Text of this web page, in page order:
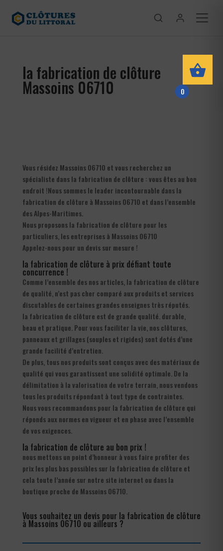
la fabrication de clôture
Massoins 06710
Vous résidez Massoins 06710 et vous recherchez un
spécialiste dans la fabrication de clôture : vous êtes au bon
endroit !Nous sommes le leader incontournable dans la
fabrication de clôture à Massoins 06710 et dans l’ensemble
des Alpes-Maritimes.
Nous proposons la fabrication de clôture pour les
particuliers, les entreprises à Massoins 06710
Appelez-nous pour un devis sur mesure !
la fabrication de clôture à prix défiant toute
concurrence !
Comme l’ensemble des nos articles, la fabrication de clôture
de qualité, n’est pas cher comparé aux produits et services
discutables de certaines grandes enseignes très réputés.
la fabrication de clôture est de grande qualité. durable,
beau et pratique. Pour vous faciliter la vie, nos clôtures,
panneaux et grillages (souples et rigides) sont dotés d’une
grande facilité d’entretien.
De plus, tous nos produits sont conçus avec des matériaux de
qualité qui vous garantissent une solidité optimale. De la
délimitation à la valorisation de votre terrain, nous vendons
tous les produits répondant à tout type de contraintes.
Nous vous recommandons pour la fabrication de clôture qui
réponds aux normes en vigueur et en phase avec l’ensemble
de vos exigences.
la fabrication de clôture au bon prix !
nous mettons un point d’honneur à vous faire profiter des
prix les plus bas possibles sur la fabrication de clôture et
cela toute l’année sur notre site internet ou dans la
boutique proche de Massoins 06710.
Vous souhaitez un devis pour la fabrication de clôture
à Massoins 06710 ou ailleurs ?
0